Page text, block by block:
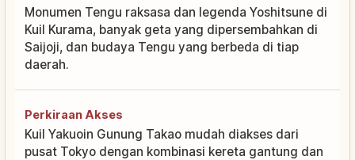
Monumen Tengu raksasa dan legenda Yoshitsune di
Kuil Kurama, banyak geta yang dipersembahkan di
Saijoji, dan budaya Tengu yang berbeda di tiap
daerah.
Perkiraan Akses
Kuil Yakuoin Gunung Takao mudah diakses dari
pusat Tokyo dengan kombinasi kereta gantung dan